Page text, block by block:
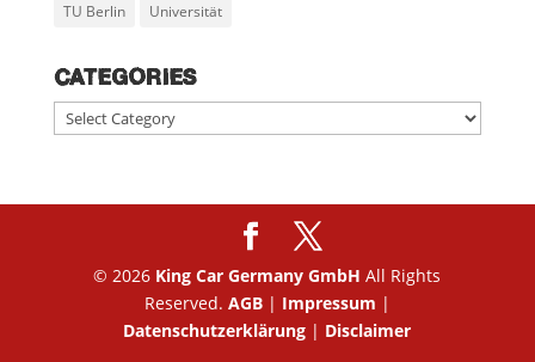
TU Berlin
Universität
CATEGORIES
Categories
© 2026 King Car Germany GmbHAll Rights
Reserved. AGB| Impressum |
Datenschutzerklärung | Disclaimer